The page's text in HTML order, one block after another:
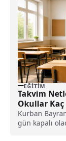
EĞITIM
Takvim
Okullar
Kurban
gün kapalı